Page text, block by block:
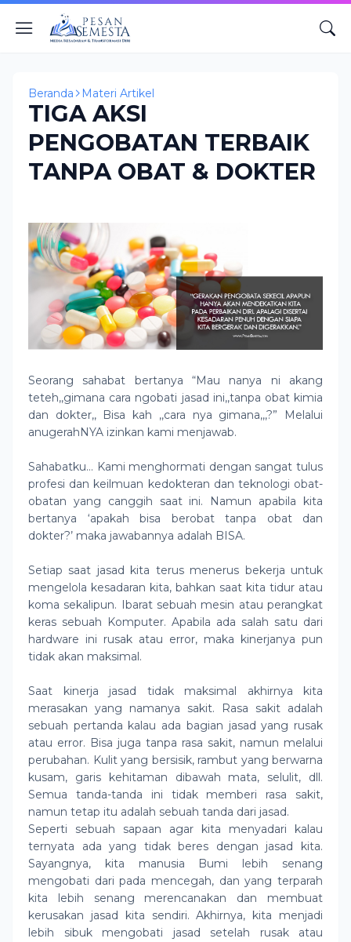
Beranda Materi Artikel
TIGA AKSI
PENGOBATAN TERBAIK
TANPA OBAT & DOKTER
Seorang sahabat bertanya “Mau nanya ni akang
teteh,,gimana cara ngobati jasad ini,,tanpa obat kimia
dan dokter,, Bisa kah ,,cara nya gimana,,,?” Melalui
anugerahNYA izinkan kami menjawab.
Sahabatku… Kami menghormati dengan sangat tulus
profesi dan keilmuan kedokteran dan teknologi obat-
obatan yang canggih saat ini. Namun apabila kita
bertanya ‘apakah bisa berobat tanpa obat dan
dokter?’ maka jawabannya adalah BISA.
Setiap saat jasad kita terus menerus bekerja untuk
mengelola kesadaran kita, bahkan saat kita tidur atau
koma sekalipun. Ibarat sebuah mesin atau perangkat
keras sebuah Komputer. Apabila ada salah satu dari
hardware ini rusak atau error, maka kinerjanya pun
tidak akan maksimal.
Saat kinerja jasad tidak maksimal akhirnya kita
merasakan yang namanya sakit. Rasa sakit adalah
sebuah pertanda kalau ada bagian jasad yang rusak
atau error. Bisa juga tanpa rasa sakit, namun melalui
perubahan. Kulit yang bersisik, rambut yang berwarna
kusam, garis kehitaman dibawah mata, selulit, dll.
Semua tanda-tanda ini tidak memberi rasa sakit,
namun tetap itu adalah sebuah tanda dari jasad.
Seperti sebuah sapaan agar kita menyadari kalau
ternyata ada yang tidak beres dengan jasad kita.
Sayangnya, kita manusia Bumi lebih senang
mengobati dari pada mencegah, dan yang terparah
kita lebih senang merencanakan dan membuat
kerusakan jasad kita sendiri. Akhirnya, kita menjadi
lebih sibuk mengobati jasad setelah rusak atau